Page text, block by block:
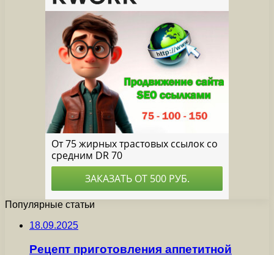
Популярные статьи
18.09.2025
Рецепт приготовления аппетитной